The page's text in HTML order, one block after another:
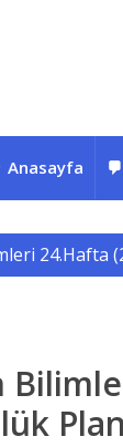
Anasayfa